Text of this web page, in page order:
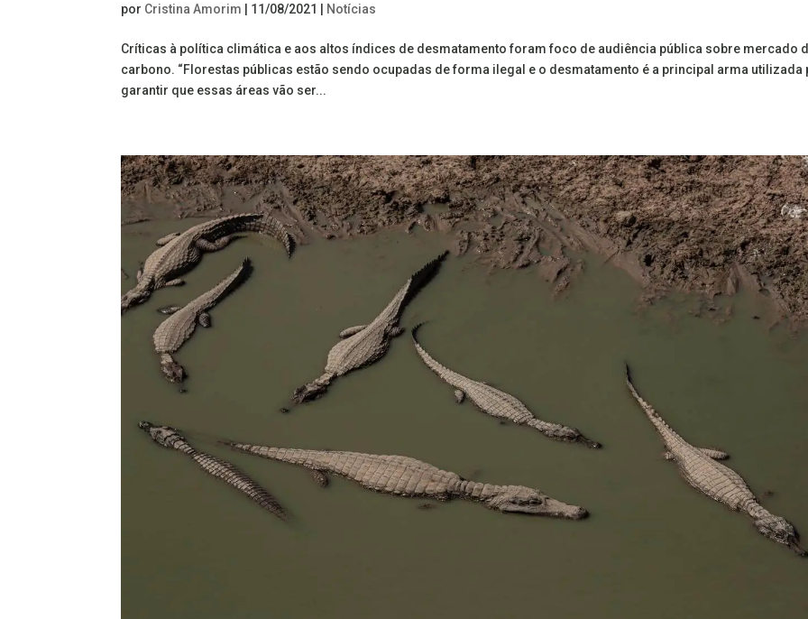
por Cristina Amorim | 11/08/2021 | Notícias
Críticas à política climática e aos altos índices de desmatamento foram foco de audiência pública sobre mercado
carbono. “Florestas públicas estão sendo ocupadas de forma ilegal e o desmatamento é a principal arma utilizada
garantir que essas áreas vão ser...